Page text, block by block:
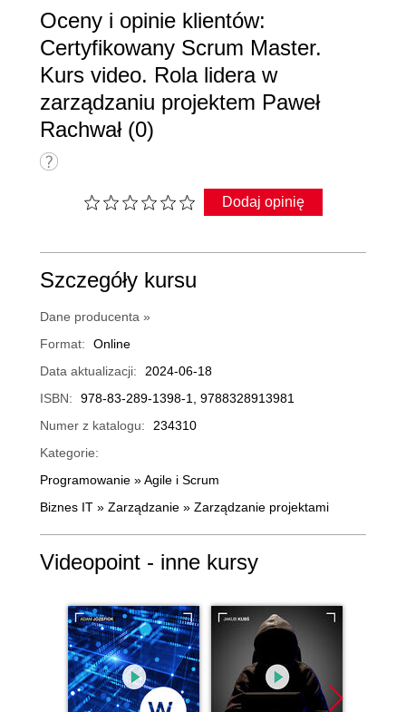
Oceny i opinie klientów:
Certyfikowany Scrum Master.
Kurs video. Rola lidera w
zarządzaniu projektem Paweł
Rachwał (0)
Dodaj opinię
Szczegóły kursu
Dane producenta »
Format:
Online
Data aktualizacji:
2024-06-18
ISBN:
978-83-289-1398-1, 9788328913981
Numer z katalogu:
234310
Kategorie:
Programowanie »Agile i Scrum
Biznes IT » Zarządzanie » Zarządzanie projektami
Videopoint - inne kursy